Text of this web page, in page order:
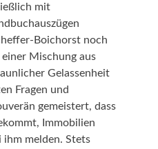
mit
Boichorst noch
Mischung aus
Gelassenheit
Fragen und
gemeistert, dass
Immobilien
melden. Stets